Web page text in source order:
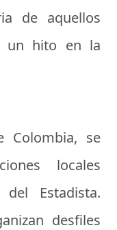
de aquellos
un hito en la
Colombia, se
locales
Estadista.
desfiles